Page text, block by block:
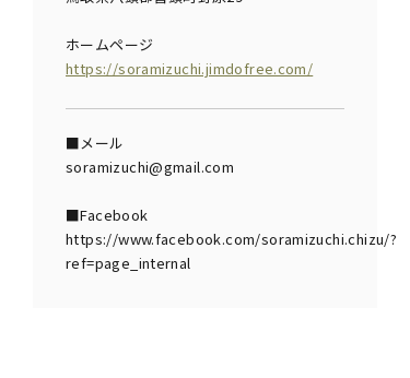
ホームページ
https://soramizuchi.jimdofree.com/
■メール
soramizuchi@gmail.com
■Facebook
https://www.facebook.com/soramizuchi.chizu/?
ref=page_internal